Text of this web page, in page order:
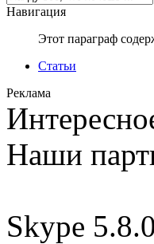
Навигация
Этот параграф
Статьи
Реклама
Наши
Skype